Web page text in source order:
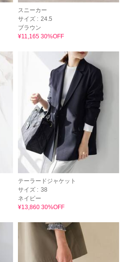
スニーカー
サイズ : 24.5
ブラウン
¥11,165 30%OFF
テーラードジャケット
サイズ : 38
ネイビー
¥13,860 30%OFF